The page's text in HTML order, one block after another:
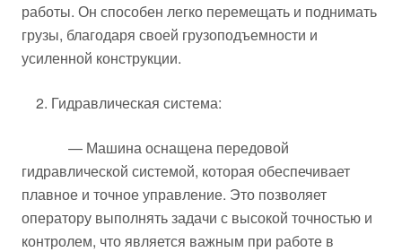
работы. Он способен легко перемещать и поднимать
грузы, благодаря своей грузоподъемности и
усиленной конструкции.
2. Гидравлическая система:
— Машина оснащена передовой
гидравлической системой, которая обеспечивает
плавное и точное управление. Это позволяет
оператору выполнять задачи с высокой точностью и
контролем, что является важным при работе в